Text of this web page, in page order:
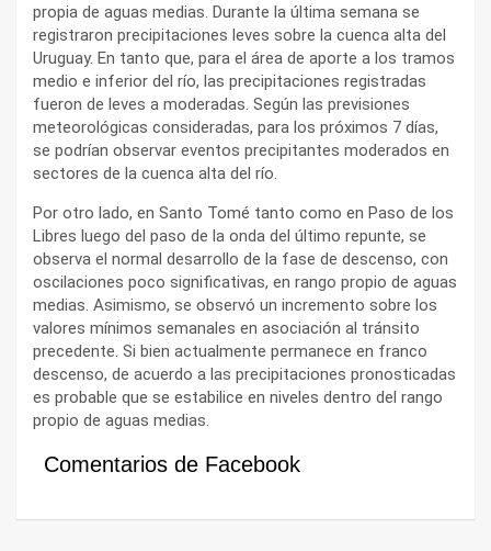
propia de aguas medias. Durante la última semana se
registraron precipitaciones leves sobre la cuenca alta del
Uruguay. En tanto que, para el área de aporte a los tramos
medio e inferior del río, las precipitaciones registradas
fueron de leves a moderadas. Según las previsiones
meteorológicas consideradas, para los próximos 7 días,
se podrían observar eventos precipitantes moderados en
sectores de la cuenca alta del río.
Por otro lado, en Santo Tomé tanto como en Paso de los
Libres luego del paso de la onda del último repunte, se
observa el normal desarrollo de la fase de descenso, con
oscilaciones poco significativas, en rango propio de aguas
medias. Asimismo, se observó un incremento sobre los
valores mínimos semanales en asociación al tránsito
precedente. Si bien actualmente permanece en franco
descenso, de acuerdo a las precipitaciones pronosticadas
es probable que se estabilice en niveles dentro del rango
propio de aguas medias.
Comentarios de Facebook